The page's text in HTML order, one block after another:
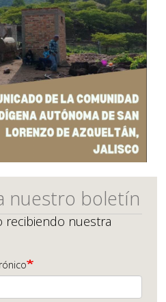
nuestro boletín
recibiendo nuestra